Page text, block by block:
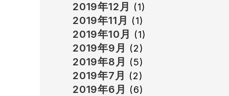
2019年12月 (1)
2019年11月 (1)
2019年10月 (1)
2019年9月 (2)
2019年8月 (5)
2019年7月 (2)
2019年6月 (6)